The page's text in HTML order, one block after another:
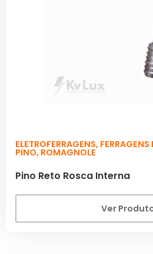
ELETROFERRAGENS,
PINO, ROMAGNOLE
Pino Reto Rosca Interna
Ver